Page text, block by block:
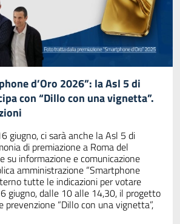
d’Oro 2026”: la Asl 5 di
con “Dillo con una vignetta”.
giugno, ci sarà anche la Asl 5 di
di premiazione a Roma del
su informazione e comunicazione
amministrazione “Smartphone
tutte le indicazioni per votare
giugno, dalle 10 alle 14,30, il progetto
prevenzione “Dillo con una vignetta”,